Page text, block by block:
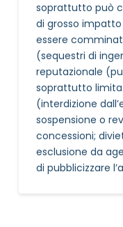
soprattutto può
di grosso
essere
(sequestri di
reputazionale
soprattutto
(interdizione
sospensione o
concessioni;
esclusione da
di pubblicizzare